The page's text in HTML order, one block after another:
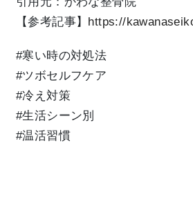
【参考記事】 https://
#寒い時の対処法
#ツボセルフケア
#冷え対策
#生活シーン別
#温活習慣